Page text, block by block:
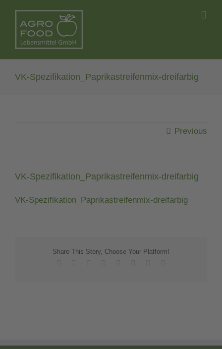
content
VK-Spezifikation_Paprikastreifenmix-dreifarbig
Previous
VK-Spezifikation_Paprikastreifenmix-dreifarbig
VK-Spe­zi­fi­ka­ti­on_­Pa­pri­ka­strei­fen­mix-drei­far­big
Share This Story, Choose Your Platform!